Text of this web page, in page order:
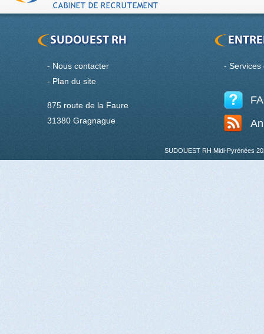
- Nous contacter
- Plan du site
875 route de la Faure
31380 Gragnague
- Services
SUDOUEST RH Midi-Pyrénées